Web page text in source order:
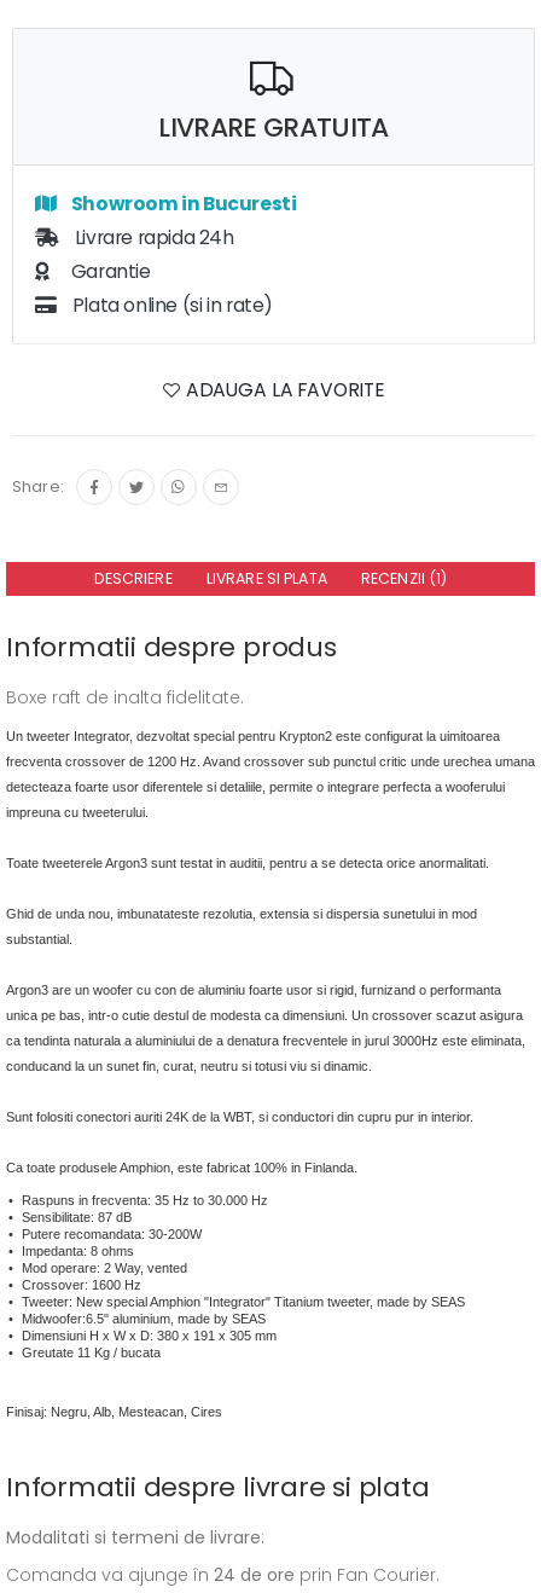
LIVRARE GRATUITA
Showroom in Bucuresti
Livrare rapida 24h
Garantie
Plata online (si in rate)
ADAUGA LA FAVORITE
Share:
DESCRIERE LIVRARE SI PLATA RECENZII (1)
Informatii despre produs
Boxe raft de inalta fidelitate.
Un tweeter Integrator, dezvoltat special pentru Krypton2 este configurat la uimitoarea
frecventa crossover de 1200 Hz. Avand crossover sub punctul critic unde urechea umana
detecteaza foarte usor diferentele si detaliile, permite o integrare perfecta a wooferului
impreuna cu tweeterului.
Toate tweeterele Argon3 sunt testat in auditii, pentru a se detecta orice anormalitati.
Ghid de unda nou, imbunatateste rezolutia, extensia si dispersia sunetului in mod
substantial.
Argon3 are un woofer cu con de aluminiu foarte usor si rigid, furnizand o performanta
unica pe bas, intr-o cutie destul de modesta ca dimensiuni. Un crossover scazut asigura
ca tendinta naturala a aluminiului de a denatura frecventele in jurul 3000Hz este eliminata,
conducand la un sunet fin, curat, neutru si totusi viu si dinamic.
Sunt folositi conectori auriti 24K de la WBT, si conductori din cupru pur in interior.
Ca toate produsele Amphion, este fabricat 100% in Finlanda.
Raspuns in frecventa: 35 Hz to 30.000 Hz
Sensibilitate: 87 dB
Putere recomandata: 30-200W
Impedanta: 8 ohms
Mod operare: 2 Way, vented
Crossover: 1600 Hz
Tweeter: New special Amphion "Integrator" Titanium tweeter, made by SEAS
Midwoofer:6.5" aluminium, made by SEAS
Dimensiuni H x W x D: 380 x 191 x 305 mm
Greutate 11 Kg / bucata
Finisaj: Negru, Alb, Mesteacan, Cires
Informatii despre livrare si plata
Modalitati si termeni de livrare:
Comanda va ajunge în 24 de ore prin Fan Courier.